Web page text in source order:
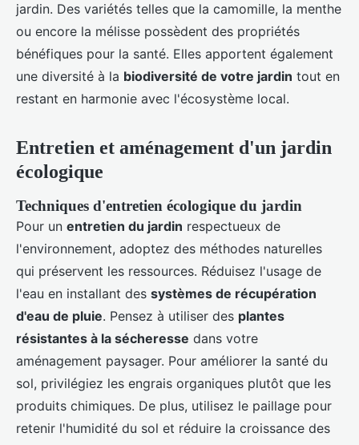
jardin. Des variétés telles que la camomille, la menthe
ou encore la mélisse possèdent des propriétés
bénéfiques pour la santé. Elles apportent également
une diversité à la biodiversité de votre jardin tout en
restant en harmonie avec l'écosystème local.
Entretien et aménagement d'un jardin
écologique
Techniques d'entretien écologique du jardin
Pour un entretien du jardin respectueux de
l'environnement, adoptez des méthodes naturelles
qui préservent les ressources. Réduisez l'usage de
l'eau en installant des systèmes de récupération
d'eau de pluie. Pensez à utiliser des plantes
résistantes à la sécheresse dans votre
aménagement paysager. Pour améliorer la santé du
sol, privilégiez les engrais organiques plutôt que les
produits chimiques. De plus, utilisez le paillage pour
retenir l'humidité du sol et réduire la croissance des